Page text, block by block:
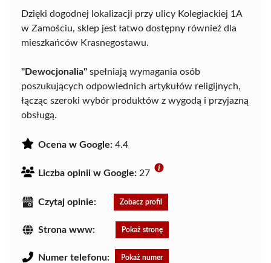
Dzięki dogodnej lokalizacji przy ulicy Kolegiackiej 1A
w Zamościu, sklep jest łatwo dostępny również dla
mieszkańców Krasnegostawu.
"Dewocjonalia" spełniają wymagania osób
poszukujących odpowiednich artykułów religijnych,
łącząc szeroki wybór produktów z wygodą i przyjazną
obsługą.
Ocena w Google: 4.4
Liczba opinii w Google: 27
Czytaj opinie: Zobacz profil
Strona www: Pokaż stronę
Numer telefonu: Pokaż numer